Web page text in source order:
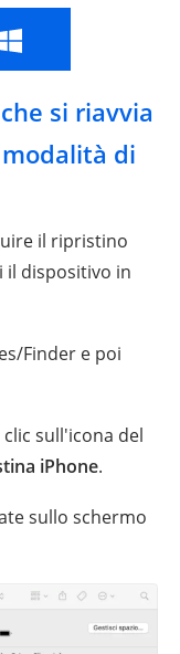
si riavvia
di
il ripristino
dispositivo in
Finder e poi
sull'icona del
iPhone.
sullo schermo